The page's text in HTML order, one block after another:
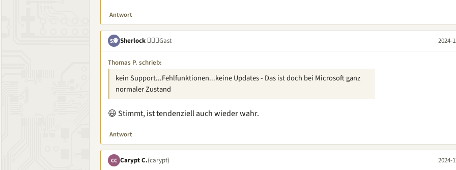
Antwort
S🕵 Sherlock 🕵🏽‍♂️Gast 2024-
Thomas P. schrieb:
kein Support...Fehlfunktionen...keine Updates - Das ist doch bei Microsoft ganz
normaler Zustand
😃 Stimmt, ist tendenziell auch wieder wahr.
Antwort
CC Carypt C.(carypt) 2024-